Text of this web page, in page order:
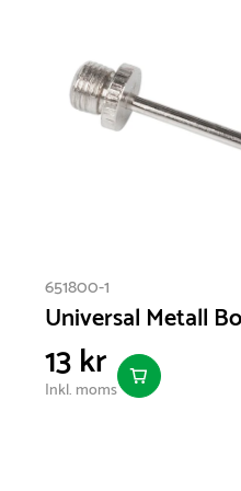
651800-1
Universal Metall
13 kr
Inkl. moms